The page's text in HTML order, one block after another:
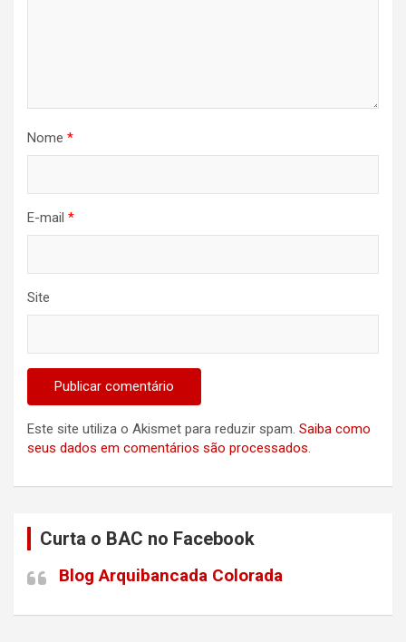
Nome *
E-mail *
Site
Este site utiliza o Akismet para reduzir spam. Saiba como
seus dados em comentários são processados.
Curta o BAC no Facebook
Blog Arquibancada Colorada